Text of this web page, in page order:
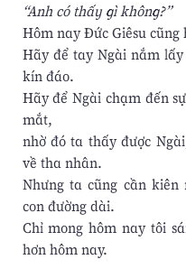
“Anh có thấy gì không?”
Hôm nay Đức Giêsu cũng
Hãy để tay Ngài nắm
kín đáo.
Hãy để Ngài chạm đến
mắt,
nhờ đó ta thấy được
về tha nhân.
Nhưng ta cũng cần
con đường dài.
Chỉ mong hôm nay tôi
hơn hôm nay.